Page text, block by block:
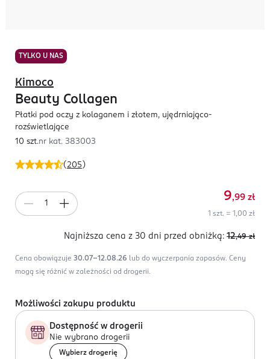
TYLKO U NAS
(205 )
Kimoco
Beauty Collagen
Płatki pod oczy z kolaganem i złotem, ujędrniająco-
rozświetlające
10 szt.nr kat. 383003
9,99 zł
1 szt. = 1,00 zł
Najniższa cena z 30 dni przed obniżką: 12,49 zł
Cena obowiązuje 30.07-12.08.26 lub do wyczerpania zapasów. Ceny
mogą się różnić w zależności od drogerii.
Możliwości zakupu produktu
Dostępność w drogerii
Nie wybrano drogerii
Wybierz drogerię